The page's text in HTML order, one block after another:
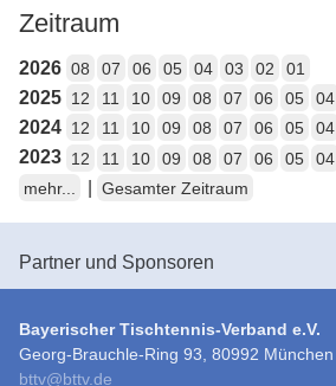
Zeitraum
2026 08 07 06 05 04 03 02 01
2025 12 11 10 09 08 07 06 05 04
2024 12 11 10 09 08 07 06 05 04
2023 12 11 10 09 08 07 06 05 04
mehr...
Gesamter Zeitraum
Partner und Sponsoren
Bayerischer Tischtennis-Verband e.V.
Georg-Brauchle-Ring 93, 80992 München
bttv@bttv.de